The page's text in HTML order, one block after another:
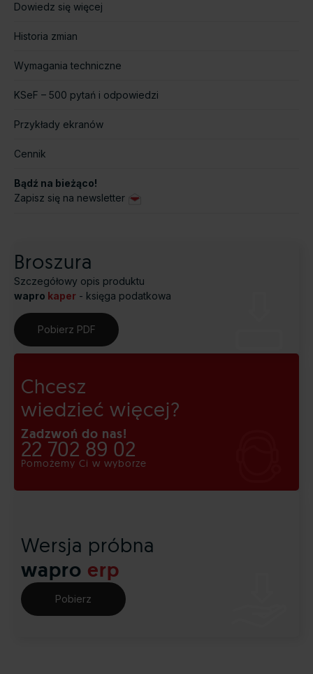
Dowiedz się więcej
Historia zmian
Wymagania techniczne
KSeF – 500 pytań i odpowiedzi
Przykłady ekranów
Cennik
Bądź na bieżąco!
Zapisz się na newsletter
Broszura
Szczegółowy opis produktu
wapro kaper - księga podatkowa
Pobierz PDF
Chcesz
wiedzieć więcej?
Zadzwoń do nas!
22 702 89 02
Pomożemy Ci w wyborze
Wersja próbna
wapro erp
Pobierz